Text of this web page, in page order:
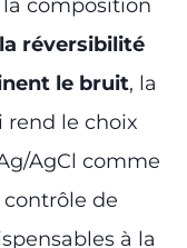
composition
réversibilité
le bruit, la
rend le choix
AgCl comme
de
à la